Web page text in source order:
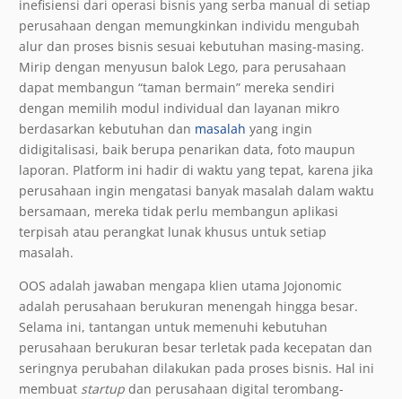
inefisiensi dari operasi bisnis yang serba manual di setiap
perusahaan dengan memungkinkan individu mengubah
alur dan proses bisnis sesuai kebutuhan masing-masing.
Mirip dengan menyusun balok Lego, para perusahaan
dapat membangun “taman bermain” mereka sendiri
dengan memilih modul individual dan layanan mikro
berdasarkan kebutuhan dan masalah yang ingin
didigitalisasi, baik berupa penarikan data, foto maupun
laporan. Platform ini hadir di waktu yang tepat, karena jika
perusahaan ingin mengatasi banyak masalah dalam waktu
bersamaan, mereka tidak perlu membangun aplikasi
terpisah atau perangkat lunak khusus untuk setiap
masalah.
OOS adalah jawaban mengapa klien utama Jojonomic
adalah perusahaan berukuran menengah hingga besar.
Selama ini, tantangan untuk memenuhi kebutuhan
perusahaan berukuran besar terletak pada kecepatan dan
seringnya perubahan dilakukan pada proses bisnis. Hal ini
membuat startup dan perusahaan digital terombang-